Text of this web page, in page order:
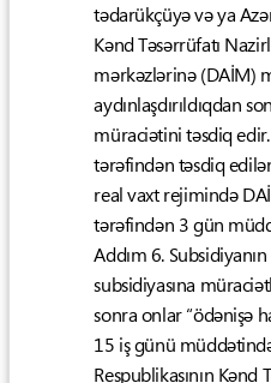
tədarükçüyə və ya
Kənd Təsərrüfatı
mərkəzlərinə (DAİM)
aydınlaşdırıldıqdan
müraciətini təsdiq
tərəfindən təsdiq
real vaxt rejimində
tərəfindən 3 gün
Addım 6.
subsidiyasına
sonra onlar “ödənişə
15 iş günü
Respublikasının Kənd